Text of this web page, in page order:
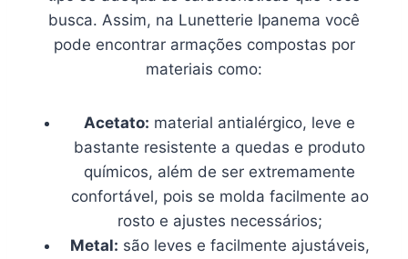
busca. Assim, na Lunetterie Ipanema você
pode encontrar armações compostas por
materiais como:
Acetato: material antialérgico, leve e
bastante resistente a quedas e produto
químicos, além de ser extremamente
confortável, pois se molda facilmente ao
rosto e ajustes necessários;
Metal: são leves e facilmente ajustáveis,